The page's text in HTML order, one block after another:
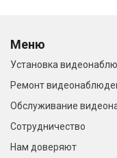
Меню
Установка
Ремонт
Обслуживание
Сотрудничество
Нам доверяют